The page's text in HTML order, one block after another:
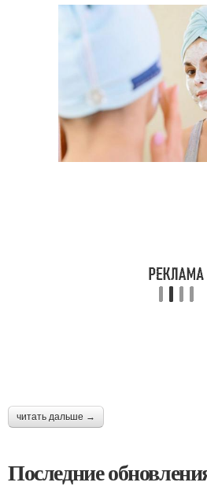
читать дальше →
Последние